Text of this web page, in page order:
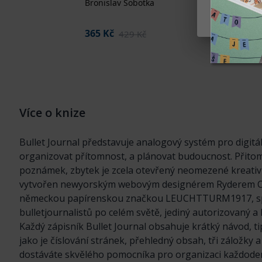
Bronislav Sobotka
365 Kč 429 Kč
-
prázdný-
308 Kč
Více o knize
Bullet Journal představuje analogový systém pro
organizovat přítomnost, a plánovat budoucnost.
poznámek, zbytek je zcela otevřený neomezené
vytvořen newyorským webovým designérem
německou papírenskou značkou
bulletjournalistů po celém světě, jediný autorizovaný
Každý zápisník Bullet Journal obsahuje krátký návod,
jako je číslování stránek, přehledný obsah, tři
dostáváte skvělého pomocníka pro organizaci
Nastavení